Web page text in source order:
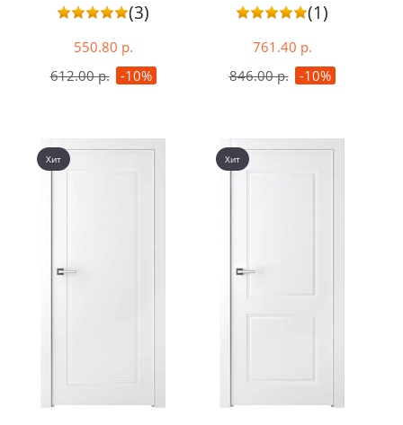
(3)
550.80 р.
612.00 р.
-10%
(1)
761.40 р.
846.00 р.
-10%
Хит Хит